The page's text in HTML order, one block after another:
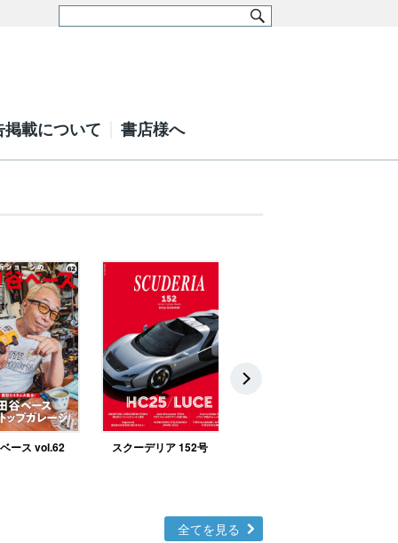
掲載について 書店様へ
ース vol.62 スクーデリア 152号
全てを見る